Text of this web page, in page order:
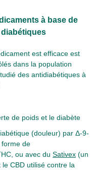
à base de
est efficace est
dans la population
des antidiabétiques à
de poids et le diabète
(douleur) par Δ-9-
de
ou avec du Sativex (un
CBD utilisé contre la